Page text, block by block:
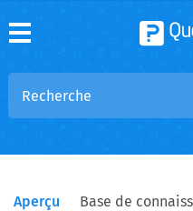
Aperçu